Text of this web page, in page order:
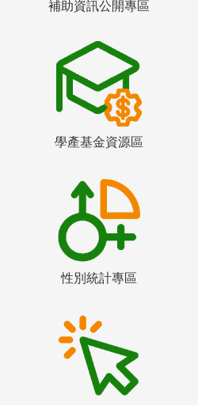
補助資訊公開專區
學產基金資源區
性別統計專區